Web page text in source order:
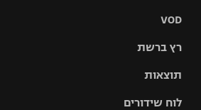
VOD
רץ ברשת
תוצאות
לוח שידורים